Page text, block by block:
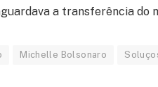
a transferência do
Michelle Bolsonaro